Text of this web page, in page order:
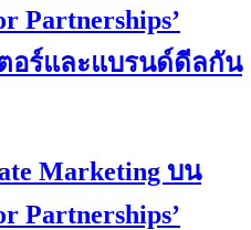
Partnerships’
อร์และแบรนด์ดีลกัน
Marketing บน
Partnerships’